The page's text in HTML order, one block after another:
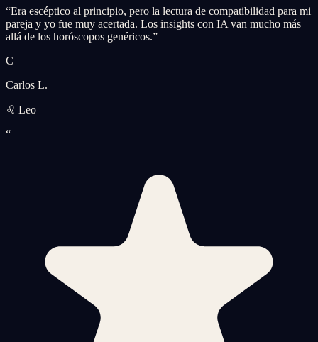
“Era escéptico al principio, pero la lectura de compatibilidad para mi
pareja y yo fue muy acertada. Los insights con IA van mucho más
allá de los horóscopos genéricos.”
C
Carlos L.
♌ Leo
“